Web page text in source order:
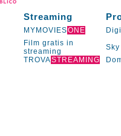
Streaming
MYMOVIESONE
Film gratis in
streaming
Sky
TROVASTREAMING